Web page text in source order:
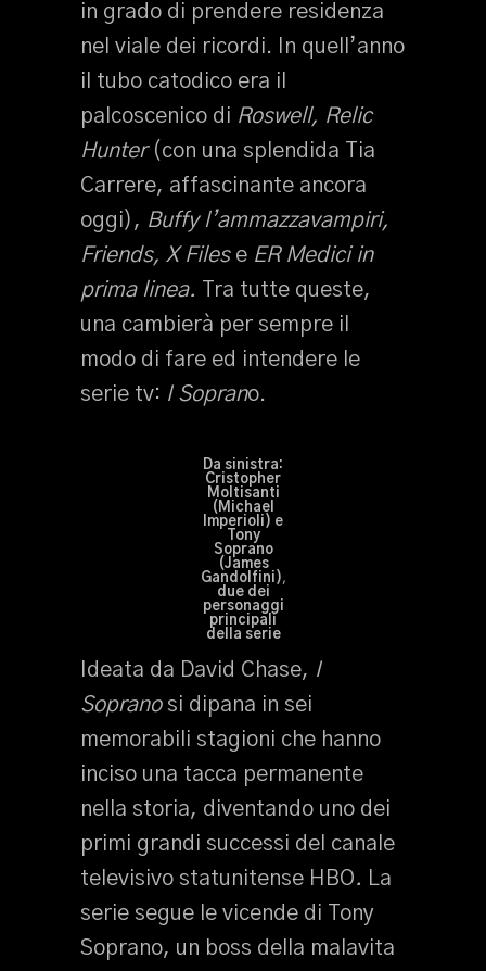
in grado di prendere residenza
nel viale dei ricordi. In quell’anno
il tubo catodico era il
palcoscenico di Roswell, Relic
Hunter(con una splendida Tia
Carrere, affascinante ancora
oggi), Buffy l’ammazzavampiri,
Friends, X Filese ER Medici in
prima linea.
Tra tutte queste,
una cambierà per sempre il
modo di fare ed intendere le
serie tv: I Soprano.
Da sinistra:
Cristopher
Moltisanti
(Michael
Imperioli) e
Tony
Soprano
(James
Gandolfini),
due dei
personaggi
principali
della serie
Ideata da David Chase, I
Soprano si dipana in sei
memorabili stagioni che hanno
inciso una tacca permanente
nella storia, diventando uno dei
primi grandi successi del canale
televisivo statunitense HBO. La
serie segue le vicende di Tony
Soprano, un boss della malavita